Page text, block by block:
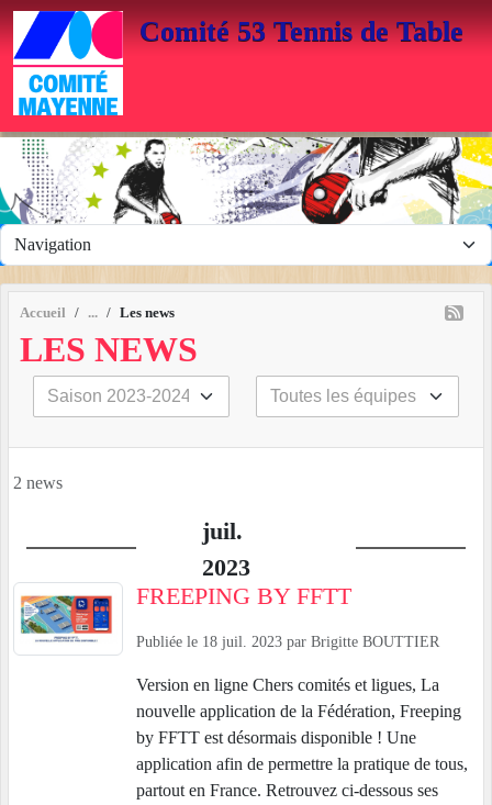
Comité 53 Tennis de Table
Accueil Les news
LES NEWS
2 news
juil.
2023
FREEPING BY FFTT
Publiée le 18 juil. 2023 par Brigitte BOUTTIER
Version en ligne Chers comités et ligues, La
nouvelle application de la Fédération, Freeping
by FFTT est désormais disponible ! Une
application afin de permettre la pratique de tous,
partout en France. Retrouvez ci-dessous ses
Panneau de gestion des cookies